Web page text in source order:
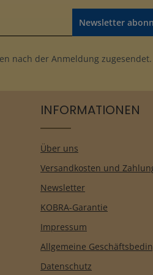
Newsletter
nach der Anmeldung zugesendet.
INFORMATIONEN
Über uns
Versandkosten und
Newsletter
KOBRA-Garantie
Impressum
Allgemeine
Datenschutz